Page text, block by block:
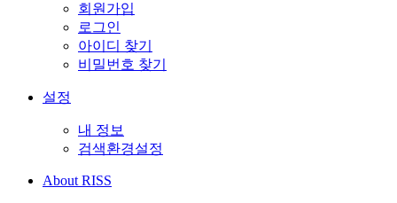
회원가입
로그인
아이디 찾기
비밀번호 찾기
설정
내 정보
검색환경설정
About RISS